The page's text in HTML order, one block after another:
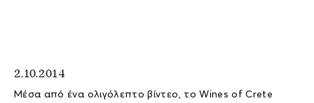
2.10.2014
Μέσα από ένα ολιγόλεπτο βίντεο, το Wines of Crete